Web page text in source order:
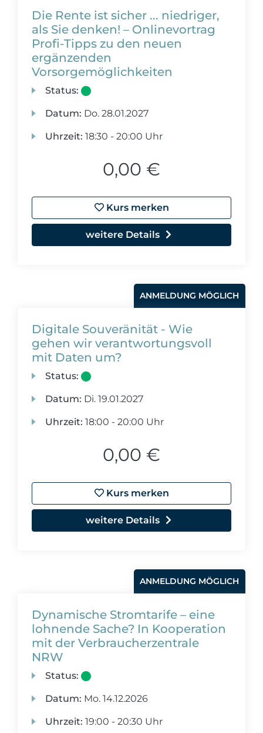
Die Rente ist sicher ... niedriger,
als Sie denken! – Onlinevortrag
Profi-Tipps zu den neuen
ergänzenden
Vorsorgemöglichkeiten
Status:
Datum: Do. 28.01.2027
Uhrzeit: 18:30 - 20:00 Uhr
0,00 €
Kurs merken
weitere Details
ANMELDUNG MÖGLICH
Digitale Souveränität - Wie
gehen wir verantwortungsvoll
mit Daten um?
Status:
Datum: Di. 19.01.2027
Uhrzeit: 18:00 - 20:00 Uhr
0,00 €
Kurs merken
weitere Details
ANMELDUNG MÖGLICH
Dynamische Stromtarife – eine
lohnende Sache? In Kooperation
mit der Verbraucherzentrale
NRW
Status:
Datum: Mo. 14.12.2026
Uhrzeit: 19:00 - 20:30 Uhr